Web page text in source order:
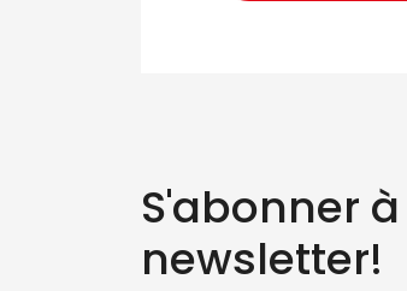
S'abonner
newsletter!